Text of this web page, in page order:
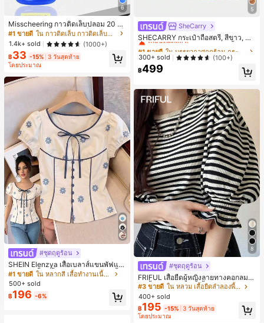
6
Misscheering กาวติดเล็บปลอม 20 กรั
ม แรงยึดสูง เจลสติกเกอร์เล็บนุ่ม แห้งเร็
ว เหมาะสำหรับผู้เริ่มต้นทำเล็บ ติดทนน
าน
#1 ขายดี
ใน กาวติดเล็บ กาวติดเล็บและสารยึดติด
1.4k+ sold
(1000+)
฿33 -15% 3 วันสุดท้าย
โดยประมาณ
#ชุดฤดูร้อน
SHEIN Elenzya เสื้อเบลาส์แขนพัฟแต่
งระบายสีพื้นสีน้ำเงินสำหรับผู้หญิง, เสื้อ
ครอปเข้ารูปผูกโบว์คอวีตัดกันสำหรับฤ
ดูร้อน
#1 ขายดี
ใน หลากสี เสื้อทำงานเนื้อผ้านุ่ม
500+ sold
฿196 -6%
5
SheCarry
SHECARRY กระเป๋าถือสตรี, สีขาว, แฟ
ชั่น, สง่างาม, วันหยุด, งานปาร์ตี้
#1 ขายดี
เกือบหมดแล้ว!
#1 ขายดี
เกือบหมดแล้ว!
#1 ขายดี
เกือบหมดแล้ว!
#1 ขายดี
ใน บรรยากาศฤดูร้อน กระเป๋าหูหิ้วด้านบนผู้หญิง
300+ sold (100+)
฿499
8
#ชุดฤดูร้อน
FRIFUL เสื้อยืดผู้หญิงลายทางคอกลมแ
ขนสั้นปลายแขนพับ เสื้อยืดกราฟิกฤดูร้
อน
#3 ขายดี
ใน หลวม เสื้อยืดลำลองพื้นฐาน
400+ sold
฿195 -15% 3 วันสุดท้าย
โดยประมาณ